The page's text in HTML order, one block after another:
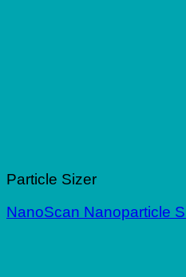
Particle Sizer
NanoScan Nanoparticle